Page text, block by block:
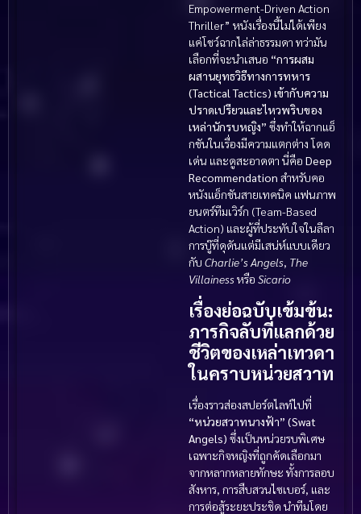
Empowerment-Driven Action
Thriller” หนังเรื่องนี้ไม่ได้เพียง
แค่โชว์ฉากไล่ล่าธรรมดา ทว่ามัน
เลือกที่จะนำเสนอ “การผสม
ผสานยุทธวิธีทางการทหาร
(Tactical Tactics) เข้ากับความ
ปราดเปรียวและไหวพริบของ
เหล่านักรบหญิง” ซึ่งทำให้ฉากแอ็
กชันในเรื่องมีความแตกต่าง โดด
เด่น และดูสะอาดตา นี่คือ Deep
Recommendation สำหรับคอ
หนังแอ็กชันสายเทคนิค แฟนภาพ
ยนตร์ทีมเวิร์ก (Team-Based
Action) และผู้ที่ประทับใจในลีลา
การบู๊ที่ดุดันแต่มีเสน่ห์แบบเดียว
กับ Charlie’s Angels, The
Villainess หรือ Sicario
เรื่องย่อฉบับเข้มข้น:
ภารกิจลับที่แลกด้วย
ชีวิตของเหล่าเทวดา
ในคราบหน่วยสวาท
เรื่องราวส่องสปอร์ตไลท์ไปที่
“หน่วยสวาทนางฟ้า” (Swat
Angels) ซึ่งเป็นหน่วยรบพิเศษ
เฉพาะกิจหญิงที่ถูกคัดเลือกมา
จากหลากหลายทักษะ ทั้งการลอบ
สังหาร, การสืบสวนไซเบอร์, และ
การต่อสู้ระยะประชิด นำทีมโดย